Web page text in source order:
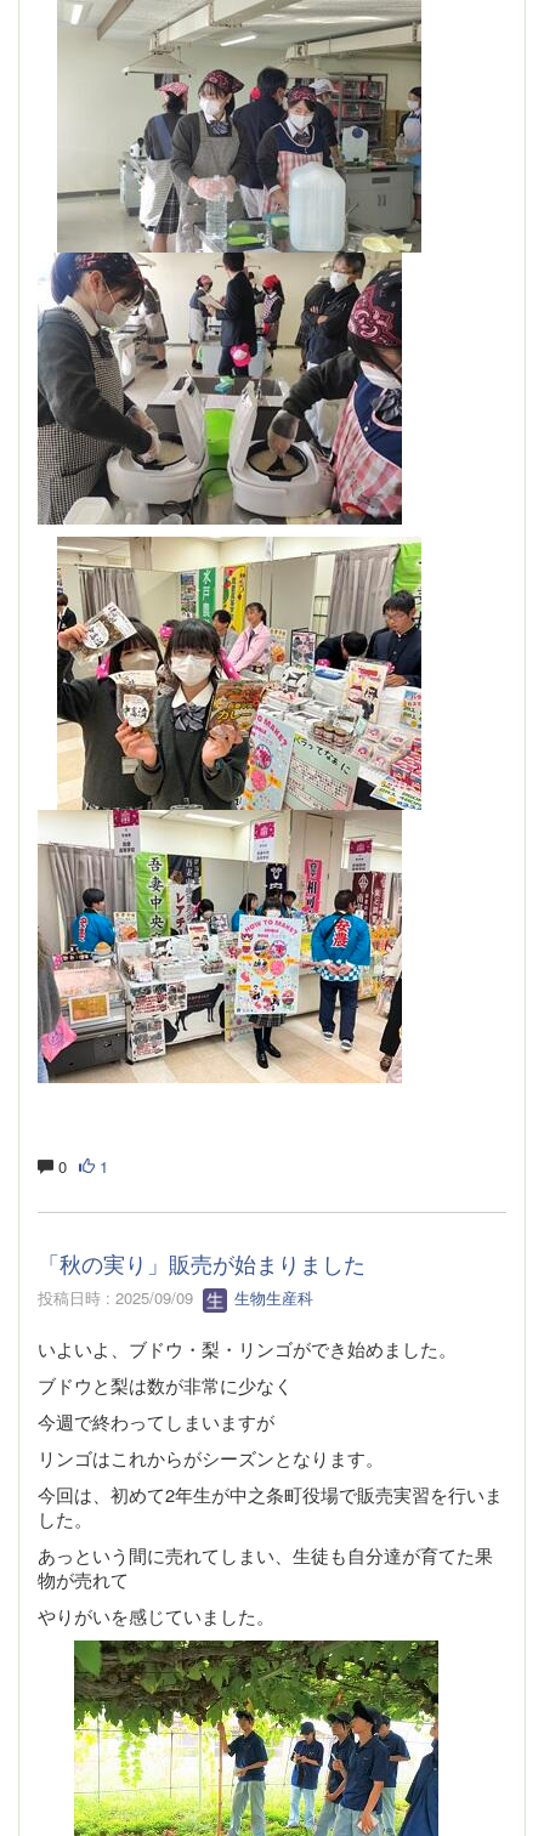
0 1
「秋の実り」販売が始まりました
投稿日時 : 2025/09/09 生物生産科
いよいよ、ブドウ・梨・リンゴができ始めました。
ブドウと梨は数が非常に少なく
今週で終わってしまいますが
リンゴはこれからがシーズンとなります。
今回は、初めて2年生が中之条町役場で販売実習を行いま
した。
あっという間に売れてしまい、生徒も自分達が育てた果
物が売れて
やりがいを感じていました。